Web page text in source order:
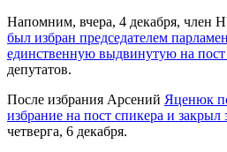
Напомним, вчера, 4 декабря, член
был избран председателем
единственную выдвинутую на пост
депутатов.
После избрания Арсений Яцeнюк
избрание на пост спикера и закрыл
четверга, 6 декабря.